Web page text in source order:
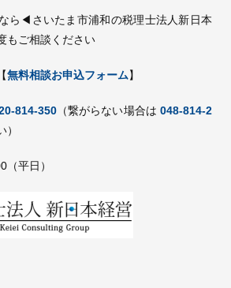
ら◀さいたま市浦和の税理士法人新日本
もご相談ください
無料相談お申込フォーム】
814-350（繋がらない場合は048-814-2
平日）